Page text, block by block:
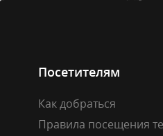
Посетителям
Как добраться
Правила посещения